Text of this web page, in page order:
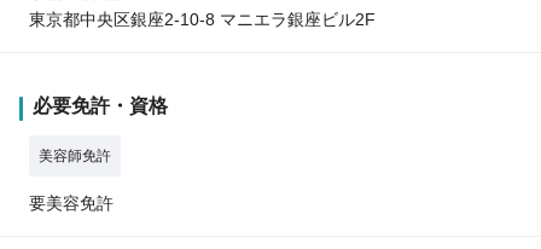
東京都中央区銀座2-10-8 マニエラ銀座ビル2F
必要免許・資格
美容師免許
要美容免許